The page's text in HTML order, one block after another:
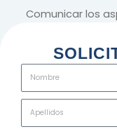
Comunicar los